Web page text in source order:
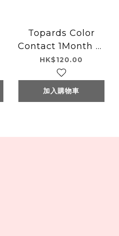
Topards Color
Contact 1Month 日
本Topards 月拋型有
色隱形眼鏡 2片
Strawberry Quartz
HK$120.00
加入購物車